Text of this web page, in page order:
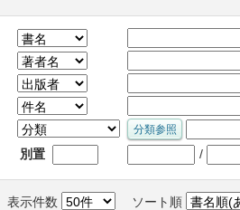
別置 /
表示件数 ソート順